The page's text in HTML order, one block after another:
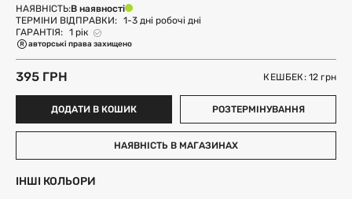
НАЯВНІСТЬ:В наявності
ТЕРМІНИ ВІДПРАВКИ: 1-3 дні робочі дні
ГАРАНТІЯ: 1 рік
авторські права захищено
395 ГРН КЕШБЕК: 12грн
ДОДАТИ В КОШИК РОЗТЕРМІНУВАННЯ
НАЯВНІСТЬ В МАГАЗИНАХ
ІНШІ КОЛЬОРИ